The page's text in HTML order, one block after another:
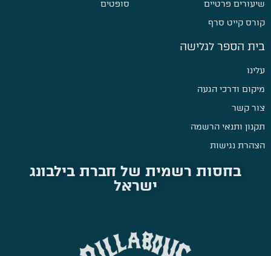
שיעורים פרטיים
קורס קייט סרף
סופטים
בית הספר לגלישה
עלינו
מיקום ודרכי הגעה
צור קשר
תקנון ותנאי הרשמה
הצהרת נגישות
בחסות רשמית של חברת בילבונג
ישראל